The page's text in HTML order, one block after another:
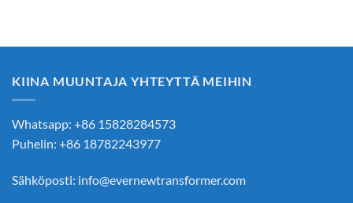
KIINA MUUNTAJA YHTEYTTÄ MEIHIN
Whatsapp: +86 15828284573
Puhelin: +86 18782243977
Sähköposti: info@evernewtransformer.com